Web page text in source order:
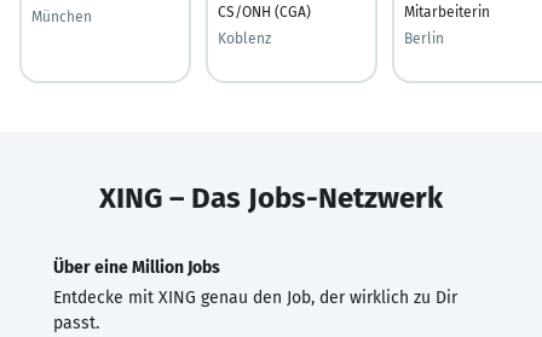
München
CS/ONH (CGA)
Koblenz
Mitarbeiterin
Berlin
XING – Das Jobs-Netzwerk
Über eine Million Jobs
Entdecke mit XING genau den Job, der wirklich zu Dir
passt.